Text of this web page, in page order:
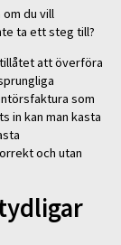
du vill
ta ett steg till?
att överföra
som
in kan man kasta
och utan